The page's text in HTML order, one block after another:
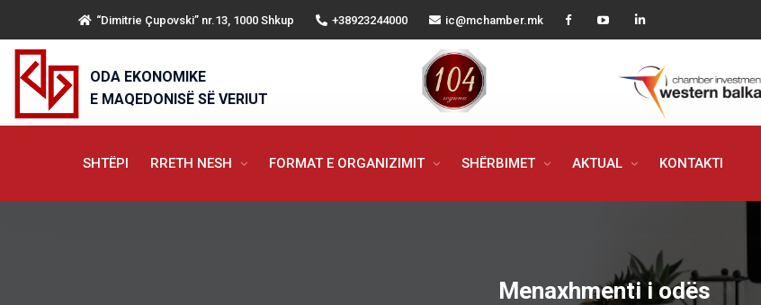
“Dimitrie Çupovski” nr.13, 1000 Shkup +38923244000 ic@mchamber.mk
ODA EKONOMIKE
E MAQEDONISË SË VERIUT
SHTËPI RRETH NESH FORMAT E ORGANIZIMIT SHËRBIMET AKTUAL KONTAKTI
Menaxhmenti i odës